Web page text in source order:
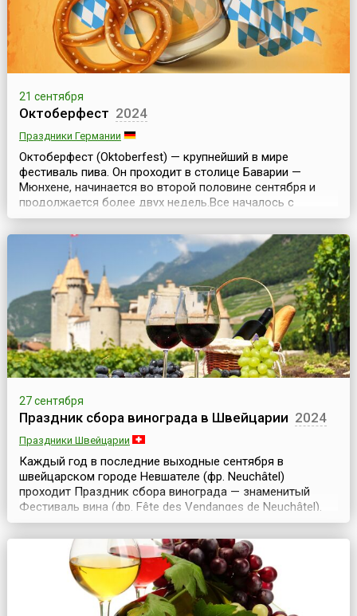
21 сентября
Октоберфест 2024
Праздники Германии
Октоберфест (Oktoberfest) — крупнейший в мире
фестиваль пива. Он проходит в столице Баварии —
Мюнхене, начинается во второй половине сентября и
продолжается более двух недель.Все началось с
бракосочетания Баварского наследника престола,
кронпринца Людвига I и принцессы Терезы Саксонской.
12 октября 1810 года, в день, когда состоялась их
свадьба, на праздничные гуляния были приглашены все
жител...
27 сентября
Праздник сбора винограда в Швейцарии 2024
Праздники Швейцарии
Каждый год в последние выходные сентября в
швейцарском городе Невшателе (фр. Neuchâtel)
проходит Праздник сбора винограда — знаменитый
Фестиваль вина (фр. Fête des Vendanges de Neuchâtel).
Три дня — с пятницы до воскресенья — кафе, бары,
уличные стойки по продаже вина и музыкальные группы
оживляют старый город и делают жизнь веселее и
праздничнее.Известно, что выращивать виноград на
горных скл...